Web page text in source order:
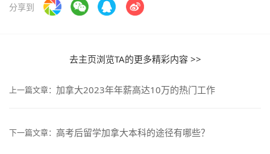
分享到
去主页浏览TA的更多精彩内容 >>
上一篇文章： 加拿大2023年年薪高达10万的热门工作
下一篇文章： 高考后留学加拿大本科的途径有哪些？